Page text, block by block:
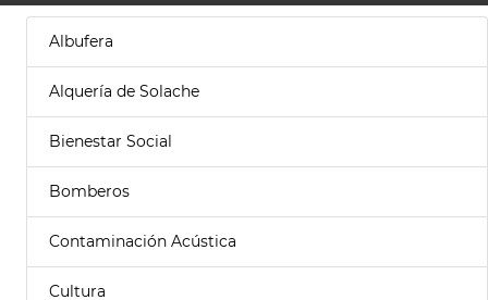
Albufera
Alquería de Solache
Bienestar Social
Bomberos
Contaminación Acústica
Cultura